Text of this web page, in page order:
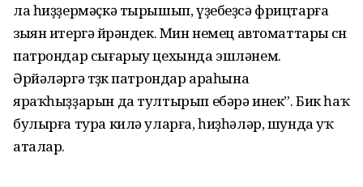
ла һиҙҙермәҫкә тырышып, үҙебеҙсә фрицтарға
зыян итергә өйрәндек. Мин немец автоматтары өсөн
патрондар сығарыу цехында эшләнем.
Әрйәләргә төҙөк патрондар араһына
яраҡһыҙҙарын да тултырып ебәрә инек”. Бик һаҡ
булырға тура килә уларға, һиҙһәләр, шунда уҡ
аталар.